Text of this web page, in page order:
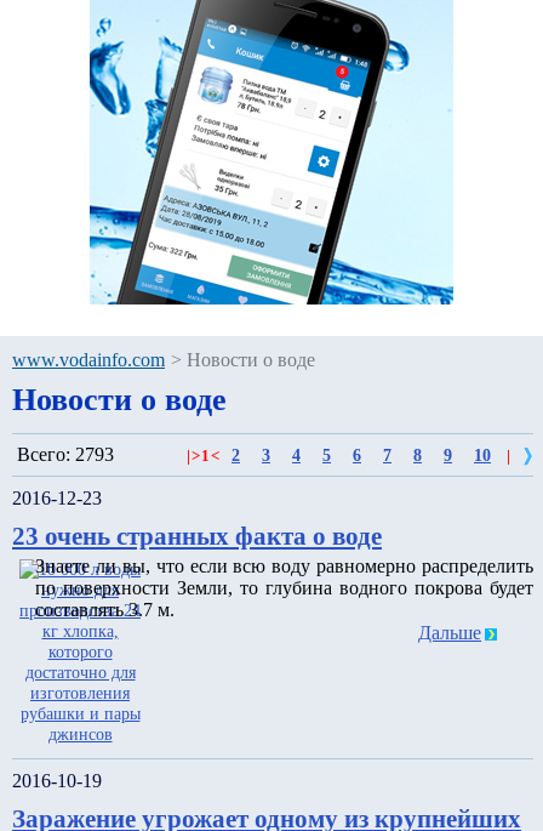
www.vodainfo.com > Новости о воде
Новости о воде
Всего: 2793 >1< 2 3 4 5 6 7 8 9 10
2016-12-23
23 очень странных факта о воде
Знаете ли вы, что если всю воду равномерно распределить
по поверхности Земли, то глубина водного покрова будет
составлять 3.7 м.
Дальше
2016-10-19
Заражение угрожает одному из крупнейших